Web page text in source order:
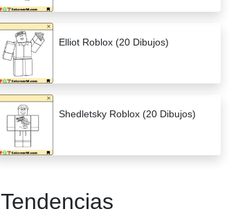
Elliot Roblox (20 Dibujos)
Shedletsky Roblox (20 Dibujos)
Tendencias